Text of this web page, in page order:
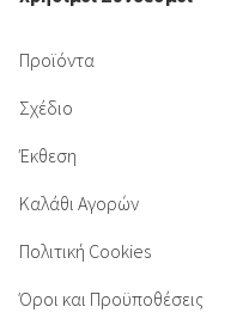
Προϊόντα
Σχέδιο
Έκθεση
Καλάθι Αγορών
Πολιτική Cookies
Όροι και Προϋποθέσεις